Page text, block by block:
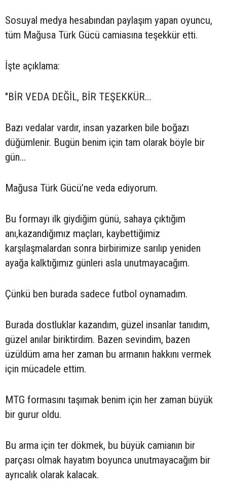
Sosuyal medya hesabından paylaşım yapan oyuncu,
tüm Mağusa Türk Gücü camiasına teşekkür etti.
İşte açıklama:
"BİR VEDA DEĞİL, BİR TEŞEKKÜR…
Bazı vedalar vardır, insan yazarken bile boğazı
düğümlenir. Bugün benim için tam olarak böyle bir
gün…
Mağusa Türk Gücü’ne veda ediyorum.
Bu formayı ilk giydiğim günü, sahaya çıktığım
anı,kazandığımız maçları, kaybettiğimiz
karşılaşmalardan sonra birbirimize sarılıp yeniden
ayağa kalktığımız günleri asla unutmayacağım.
Çünkü ben burada sadece futbol oynamadım.
Burada dostluklar kazandım, güzel insanlar tanıdım,
güzel anılar biriktirdim. Bazen sevindim, bazen
üzüldüm ama her zaman bu armanın hakkını vermek
için mücadele ettim.
MTG formasını taşımak benim için her zaman büyük
bir gurur oldu.
Bu arma için ter dökmek, bu büyük camianın bir
parçası olmak hayatım boyunca unutmayacağım bir
ayrıcalık olarak kalacak.